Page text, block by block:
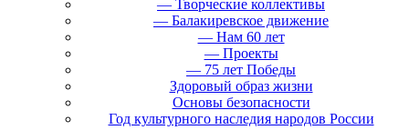
— Творческие коллективы
— Балакиревское движение
— Нам 60 лет
— Проекты
— 75 лет Победы
Здоровый образ жизни
Основы безопасности
Год культурного наследия народов России